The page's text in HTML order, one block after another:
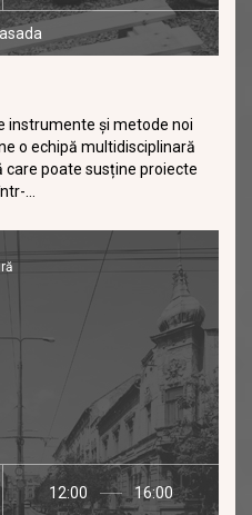
instrumente și metode noi
o echipă multidisciplinară
poate susține proiecte
...
12:00 16:00